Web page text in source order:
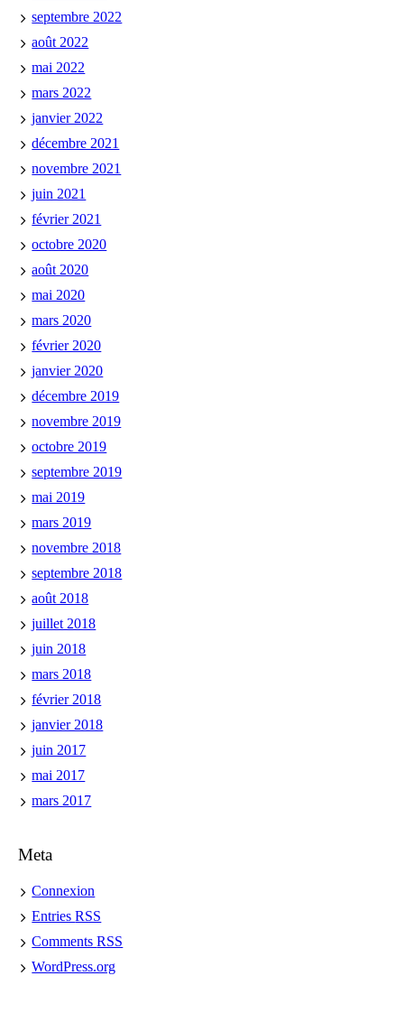
septembre 2022
août 2022
mai 2022
mars 2022
janvier 2022
décembre 2021
novembre 2021
juin 2021
février 2021
octobre 2020
août 2020
mai 2020
mars 2020
février 2020
janvier 2020
décembre 2019
novembre 2019
octobre 2019
septembre 2019
mai 2019
mars 2019
novembre 2018
septembre 2018
août 2018
juillet 2018
juin 2018
mars 2018
février 2018
janvier 2018
juin 2017
mai 2017
mars 2017
Meta
Connexion
EntriesRSS
CommentsRSS
WordPress.org